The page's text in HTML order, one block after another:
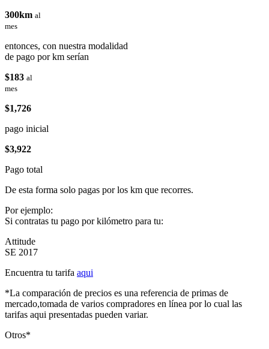
300km al
mes
entonces, con nuestra modalidad
de pago por km serían
$183 al
mes
$1,726
pago inicial
$3,922
Pago total
De esta forma solo pagas por los km que recorres.
Por ejemplo:
Si contratas tu pago por kilómetro para tu:
Attitude
SE 2017
Encuentra tu tarifa aqui
*La comparación de precios es una referencia de primas de
mercado,tomada de varios compradores en línea por lo cual las
tarifas aqui presentadas pueden variar.
Otros*